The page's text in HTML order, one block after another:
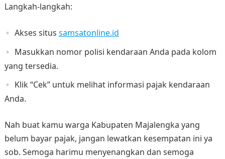
Langkah-langkah:
Akses situs samsatonline.id
Masukkan nomor polisi kendaraan Anda pada kolom
yang tersedia.
Klik “Cek” untuk melihat informasi pajak kendaraan
Anda.
Nah buat kamu warga Kabupaten Majalengka yang
belum bayar pajak, jangan lewatkan kesempatan ini ya
sob. Semoga harimu menyenangkan dan semoga